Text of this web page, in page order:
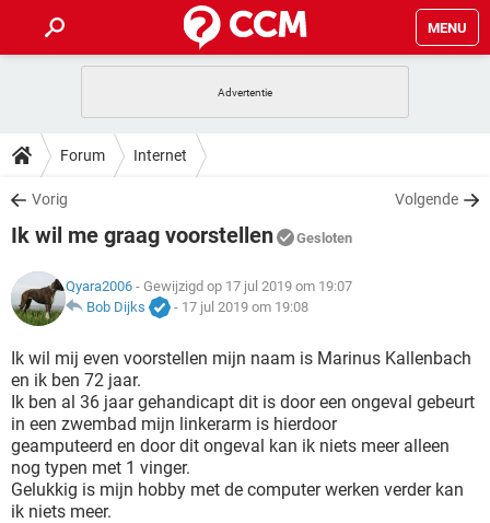
MENU
INSTAGRAM
NETFLIX
GRATIS SNAPCHAT
TIKTOK
HOW-TO
VIDEOBELLEN
GRATIS SNAPCHAT
TIKTOK
DOWNLOADS
VIDEOBELLEN GAMES
INSTAGRAM
NETFLIX CORONAVIRUS
GRATIS SNAPCHAT
TIKTOK
VIDEOBELLEN GAMES
INSTAGRAM
NETFLIX CORONAVIRUS
GRATIS SNAPCHAT
TIKTOK
ARTIKELEN
VIDEOBELLEN GAMES
INSTAGRAM
NETFLIX CORONAVIRUS
GRATIS
TIKTOK
Forum Internet
Vorig Volgende
Ik wil me graag voorstellen Gesloten
Qyara2006 - Gewijzigd op 17 jul 2019 om 19:07
Bob Dijks
- 17 jul 2019 om 19:08
Ik wil mij even voorstellen mijn naam is Marinus Kallenbach
en ik ben 72 jaar.
Ik ben al 36 jaar gehandicapt dit is door een ongeval gebeurt
in een zwembad mijn linkerarm is hierdoor
geamputeerd en door dit ongeval kan ik niets meer alleen
nog typen met 1 vinger.
Gelukkig is mijn hobby met de computer werken verder kan
ik niets meer.